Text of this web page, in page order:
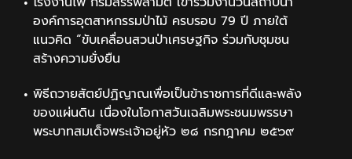
องค์การอุตสาหกรรมป่าไม้ ครบรอบ 79 ปี ภายใต้
แนวคิด “ขับเคลื่อนสวนป่าเศรษฐกิจ ร่วมกับชุมชน
สร้างความยั่งยืน
พิธีถวายสัตย์ปฏิญาณเพื่อเป็นข้าราชการที่ดีและพลัง
ของแผ่นดิน เนื่องในโอกาสวันเฉลิมพระชนมพรรษา
พระบาทสมเด็จพระเจ้าอยู่หัว ๒๘ กรกฎาคม ๒๕๖๙